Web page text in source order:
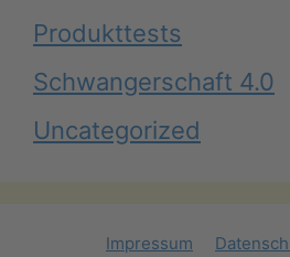
Produkttests
Schwangerschaft 4.0
Uncategorized
Impressum